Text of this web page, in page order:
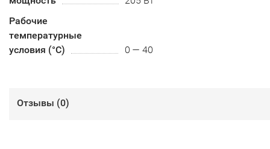
Рабочие
температурные
условия (°С)
0 — 40
Отзывы (0)